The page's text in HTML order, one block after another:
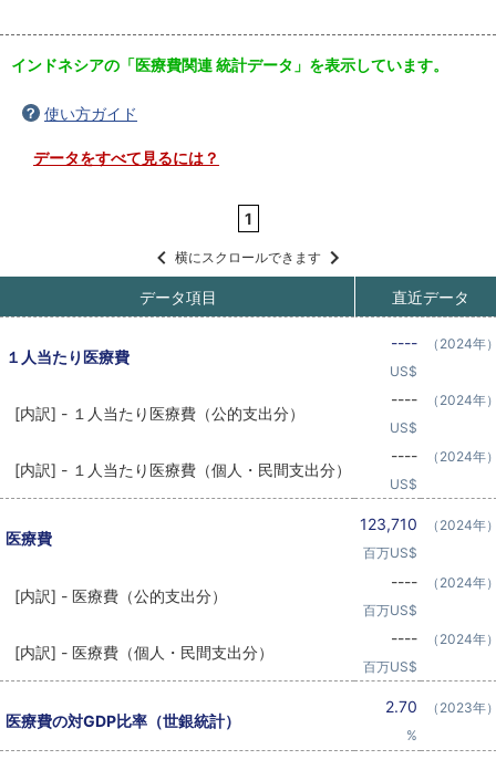
インドネシアの「医療費関連 統計データ」を表示しています。
使い方ガイド
データをすべて見るには？
1
横にスクロールできます
データ項目 直近データ
１人当たり医療費
----
US$
（2024年
[内訳] - １人当たり医療費（公的支出分）
----
US$
（2024年
[内訳] - １人当たり医療費（個人・民間支出分）
----
US$
（2024年
医療費
123,710
百万US$
（2024年
[内訳] - 医療費（公的支出分）
----
百万US$
（2024年
[内訳] - 医療費（個人・民間支出分）
----
百万US$
（2024年
医療費の対GDP比率（世銀統計）
2.70
%
（2023年